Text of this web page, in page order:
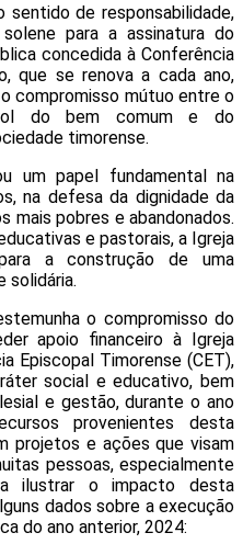
sentido de responsabilidade,
para a assinatura do
concedida à Conferência
que se renova a cada ano,
compromisso mútuo entre o
do bem comum e do
timorense.
um papel fundamental na
na defesa da dignidade da
mais pobres e abandonados.
e pastorais, a Igreja
a construção de uma
solidária.
o compromisso do
apoio financeiro à Igreja
Episcopal Timorense (CET),
social e educativo, bem
e gestão, durante o ano
provenientes desta
projetos e ações que visam
pessoas, especialmente
ilustrar o impacto desta
dados sobre a execução
do ano anterior, 2024: